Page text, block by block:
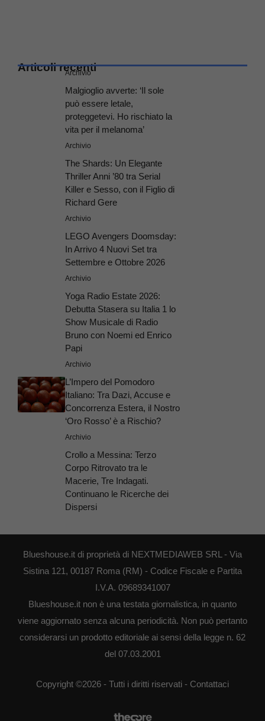
Articoli recenti
Archivio
Malgioglio avverte: ‘Il sole
può essere letale,
proteggetevi. Ho rischiato la
vita per il melanoma’
Archivio
The Shards: Un Elegante
Thriller Anni ’80 tra Serial
Killer e Sesso, con il Figlio di
Richard Gere
Archivio
LEGO Avengers Doomsday:
In Arrivo 4 Nuovi Set tra
Settembre e Ottobre 2026
Archivio
Yoga Radio Estate 2026:
Debutta Stasera su Italia 1 lo
Show Musicale di Radio
Bruno con Noemi ed Enrico
Papi
Archivio
L’Impero del Pomodoro
Italiano: Tra Dazi, Accuse e
Concorrenza Estera, il Nostro
‘Oro Rosso’ è a Rischio?
Archivio
Crollo a Messina: Terzo
Corpo Ritrovato tra le
Macerie, Tre Indagati.
Continuano le Ricerche dei
Dispersi
Blueshouse.it di proprietà di NEXTMEDIAWEB SRL - Via
Sistina 121, 00187 Roma (RM) - Codice Fiscale e Partita
I.V.A. 09689341007
Blueshouse.it non è una testata giornalistica, in quanto
viene aggiornato senza alcuna periodicità. Non può pertanto
considerarsi un prodotto editoriale ai sensi della legge n. 62
del 07.03.2001
Copyright ©2026 - Tutti i diritti riservati - Contattaci